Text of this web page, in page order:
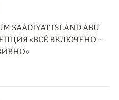
SAADIYAT ISLAND ABU
«ВСЁ ВКЛЮЧЕНО –